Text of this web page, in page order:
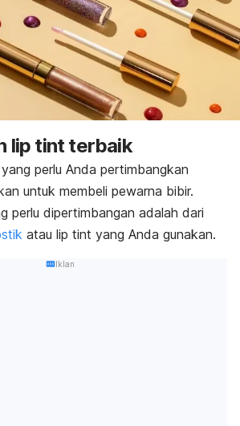
lip tintterbaik
perlu Anda pertimbangkan
untuk membeli pewarna bibir.
perlu dipertimbangan adalah dari
atau lip tint yang Anda gunakan.
Iklan